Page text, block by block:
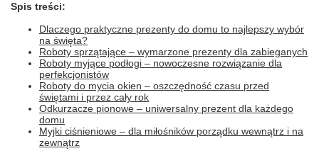
Spis treści:
Dlaczego praktyczne prezenty do domu to najlepszy wybór
na święta?
Roboty sprzątające – wymarzone prezenty dla zabieganych
Roboty myjące podłogi – nowoczesne rozwiązanie dla
perfekcjonistów
Roboty do mycia okien – oszczędność czasu przed
świętami i przez cały rok
Odkurzacze pionowe – uniwersalny prezent dla każdego
domu
Myjki ciśnieniowe – dla miłośników porządku wewnątrz i na
zewnątrz